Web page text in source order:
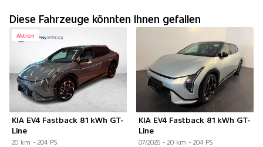
Diese Fahrzeuge könnten Ihnen gefallen
Aktion
KIA EV4 Fastback 81 kWh GT-
Line
20 km - 204 PS
KIA EV4 Fastback 81 kWh GT-
Line
07/2026 - 20 km - 204 PS